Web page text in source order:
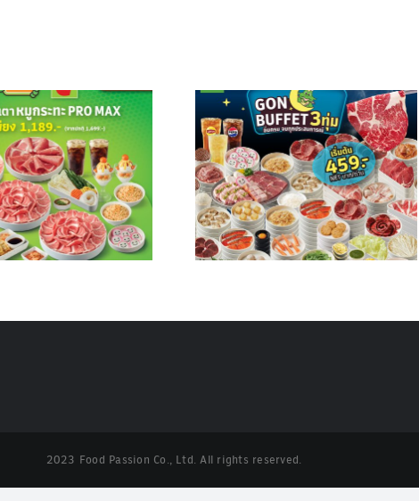
GON BUFFET 3 ทุ่ม จริงจัง เพื่อคนรักเนื้อ
2023 Food Passion Co., Ltd. All rights reserved.